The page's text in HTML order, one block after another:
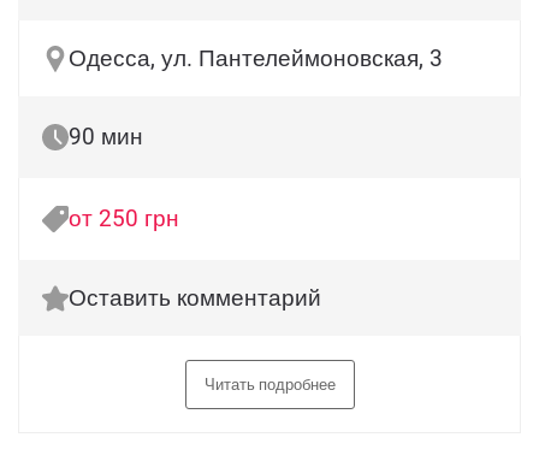
Одесса, ул. Пантелеймоновская, 3
90 мин
от 250 грн
Оставить комментарий
Читать подробнее